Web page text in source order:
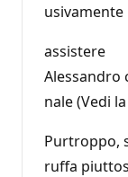
usivamente
assistere
Alessandro
nale (Vedi
Purtroppo,
ruffa